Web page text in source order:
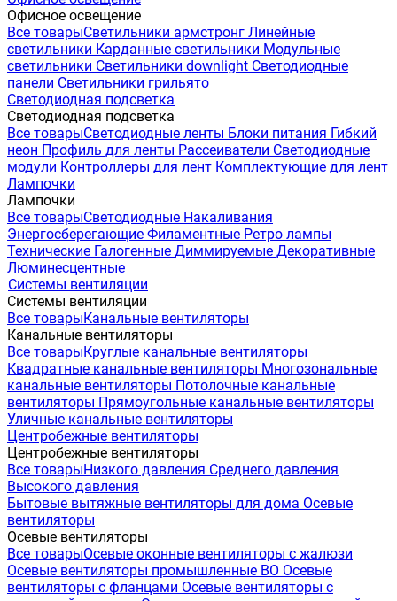
Офисное освещение
Все товарыСветильники армстронг Линейные
светильники Карданные светильники Модульные
светильники Светильники downlight Светодиодные
панели Светильники грильято
Светодиодная подсветка
Светодиодная подсветка
Все товарыСветодиодные ленты Блоки питания Гибкий
неон Профиль для ленты Рассеиватели Светодиодные
модули Контроллеры для лент Комплектующие для лент
Лампочки
Лампочки
Все товарыСветодиодные Накаливания
Энергосберегающие Филаментные Ретро лампы
Технические Галогенные Диммируемые Декоративные
Люминесцентные
Системы вентиляции
Системы вентиляции
Все товарыКанальные вентиляторы
Канальные вентиляторы
Все товарыКруглые канальные вентиляторы
Квадратные канальные вентиляторы Многозональные
канальные вентиляторы Потолочные канальные
вентиляторы Прямоугольные канальные вентиляторы
Уличные канальные вентиляторы
Центробежные вентиляторы
Центробежные вентиляторы
Все товарыНизкого давления Среднего давления
Высокого давления
Бытовые вытяжные вентиляторы для дома Осевые
вентиляторы
Осевые вентиляторы
Все товарыОсевые оконные вентиляторы с жалюзи
Осевые вентиляторы промышленные ВО Осевые
вентиляторы с фланцами Осевые вентиляторы с